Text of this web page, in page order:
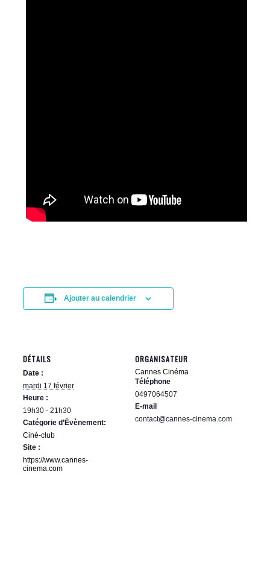
Ajouter au calendrier
DÉTAILS
Date :
mardi 17 février
Heure :
19h30 - 21h30
Catégorie d’Évènement:
Ciné-club
Site :
https://www.cannes-
cinema.com
ORGANISATEUR
Cannes Cinéma
Téléphone
0497064507
E-mail
contact@cannes-cinema.com